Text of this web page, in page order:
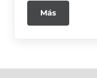
Más